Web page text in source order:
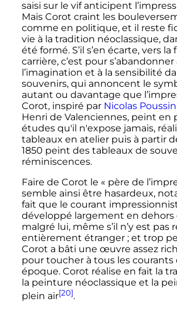
saisi sur le vif anticipent
Mais Corot craint les
comme en politique, et il reste
vie à la tradition néoclassique,
été formé. S’il s’en écarte, vers la
carrière, c’est pour s’abandonner
l’imagination et à la sensibilité
souvenirs, qui annoncent le
autant ou davantage que
Corot, inspiré par Nicolas Poussin
Henri de Valenciennes, peint en
études qu'il n'expose jamais,
tableaux en atelier puis à partir
1850 peint des tableaux de
réminiscences.
Faire de Corot le « père de
semble ainsi être hasardeux,
fait que le courant
développé largement en dehors
malgré lui, même s’il n’y est pas
entièrement étranger ; et trop
Corot a bâti une œuvre assez
pour toucher à tous les courants
époque. Corot réalise en fait la
la peinture néoclassique et la
plein air[20].